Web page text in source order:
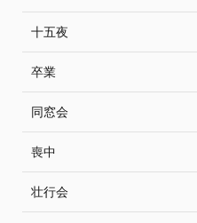
十五夜
卒業
同窓会
喪中
壮行会